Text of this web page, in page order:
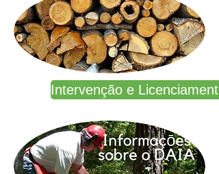
Intervenção e Licenciamento